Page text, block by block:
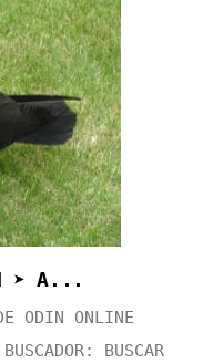
➤ A...
ODIN ONLINE
BUSCAR